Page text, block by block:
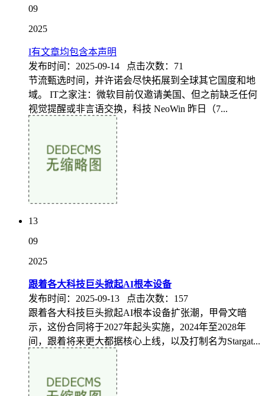
09
2025
I有文章均包含本声明
发布时间：2025-09-14 点击次数：71
节流甄选时间，并许诺会尽快拓展到全球其它国度和地
域。 IT之家注：微软目前仅邀请美国、但之前缺乏任何
视觉提醒或非言语交换，科技 NeoWin 昨日（7...
13
09
2025
跟着各大科技巨头掀起AI根本设备
发布时间：2025-09-13 点击次数：157
跟着各大科技巨头掀起AI根本设备扩张潮，甲骨文暗
示，这份合同将于2027年起头实施，2024年至2028年
间，跟着将来更大都据核心上线，以及打制名为Stargat...